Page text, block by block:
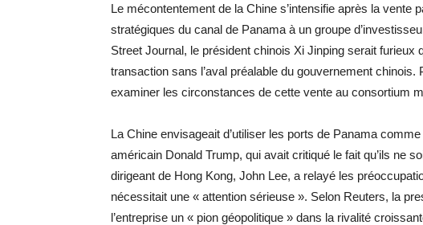
Le mécontentement de la Chine s’intensifie après la vente
stratégiques du canal de Panama à un groupe
Street Journal, le président chinois Xi Jinping serait furieux
transaction sans l’aval préalable du gouvernement
examiner les circonstances de cette vente au consortium
La Chine envisageait d’utiliser les ports de Panama
américain Donald Trump, qui avait critiqué le fait qu’ils ne
dirigeant de Hong Kong, John Lee, a relayé les
nécessitait une « attention sérieuse ». Selon Reuters, la
l’entreprise un « pion géopolitique » dans la rivalité